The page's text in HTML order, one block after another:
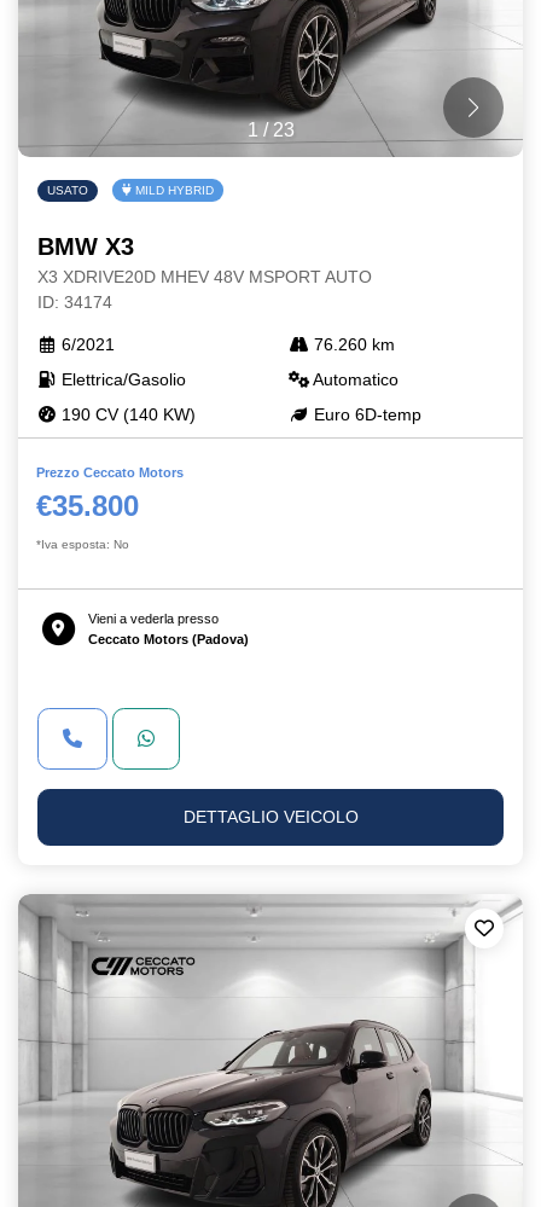
1 / 23
USATO MILD HYBRID
BMW X3
X3 XDRIVE20D MHEV 48V MSPORT AUTO
ID: 34174
6/2021
76.260 km
Elettrica/Gasolio
Automatico
190 CV (140 KW)
Euro 6D-temp
Prezzo Ceccato Motors
€35.800
*Iva esposta: No
Vieni a vederla presso
Ceccato Motors (Padova)
DETTAGLIO VEICOLO